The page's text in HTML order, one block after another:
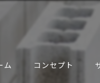
ム コンセプト